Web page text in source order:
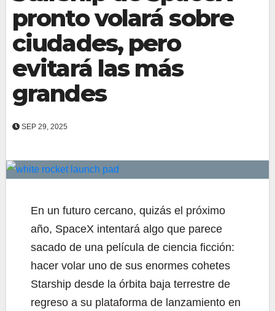
pronto volará sobre
ciudades, pero
evitará las más
grandes
SEP 29, 2025
En un futuro cercano, quizás el próximo
año, SpaceX intentará algo que parece
sacado de una película de ciencia ficción:
hacer volar uno de sus enormes cohetes
Starship desde la órbita baja terrestre de
regreso a su plataforma de lanzamiento en